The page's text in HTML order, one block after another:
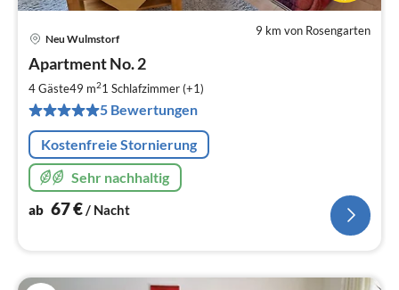
9 km von Rosengarten
Neu Wulmstorf
Apartment No. 2
4 Gäste49 m21 Schlafzimmer (+1)
5 Bewertungen
Kostenfreie Stornierung
Sehr nachhaltig
ab 67€/ Nacht